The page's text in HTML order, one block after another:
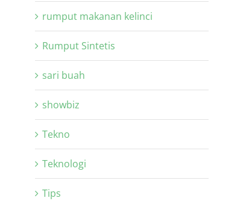
rumput makanan kelinci
Rumput Sintetis
sari buah
showbiz
Tekno
Teknologi
Tips